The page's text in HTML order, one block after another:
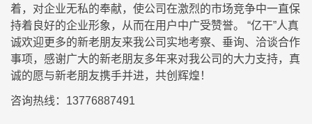
着，对企业无私的奉献，使公司在激烈的市场竞争中一直保
持着良好的企业形象，从而在用户中广受赞誉。 “亿干”人真
诚欢迎更多的新老朋友来我公司实地考察、垂询、洽谈合作
事项，感谢广大的新老朋友多年来对我公司的大力支持，真
诚的愿与新老朋友携手并进，共创辉煌！
咨询热线：13776887491